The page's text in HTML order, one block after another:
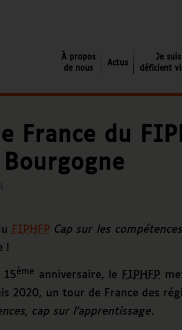
À propos
de nous
Actus
Je suisJe suis
déficient
France du
FIPHFP Cap sur les
!
15èmeanniversaire, le FIPHFP
2020, un tour de France des
cap sur l’apprentissage.